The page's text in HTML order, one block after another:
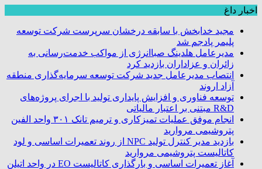
اخبار داغ
مجید خدابخش با سابقه درخشان سرپرست شرکت توسعه
پلیمر پادجم شد
مدیرعامل هلدینگ صباانرژی از مواکب خدمت‌رسانی به
زائران و عزاداران بازدید کرد
انتصاب مدیرعامل جدید شرکت توسعه سرمایه‌گذاری منطقه
آزاد اروند
توسعه فناوری و افزایش پایداری تولید با اجرای پروژه‌های
R&D مبتنی بر اعتبار مالیاتی
انجام موفق عملیات تمیزکاری و ترمیم تانک ۳۰۱ واحد الفین
پتروشیمی مروارید
بازدید مدیر کنترل تولید NPC از روند تعمیرات اساسی و لود
کاتالیست پتروشیمی مروارید
آغاز تعمیرات اساسی و بارگذاری کاتالیست EO در واحد اتیلن